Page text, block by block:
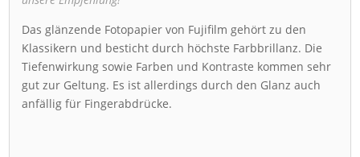
Das glänzende Fotopapier von Fujifilm gehört zu den
Klassikern und besticht durch höchste Farbbrillanz. Die
Tiefenwirkung sowie Farben und Kontraste kommen sehr
gut zur Geltung. Es ist allerdings durch den Glanz auch
anfällig für Fingerabdrücke.